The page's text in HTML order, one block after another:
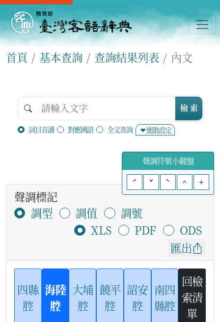
首頁 基本查詢 查詢結果列表 內文
詞目音讀 對應國語 全文查詢 進階設定
檢 索
聲調符號小鍵盤
ˊ
ˇ ˋ ^ +
聲調標記
調型
調值
調號
XLS
PDF
ODS
匯出
四縣
腔
海陸
腔
大埔
腔
饒平
腔
詔安
腔
南四
縣腔
回檢
索清
單